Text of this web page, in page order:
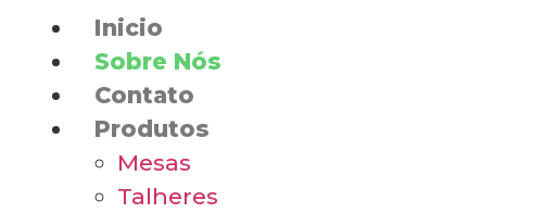
Inicio
Sobre Nós
Contato
Produtos
Mesas
Talheres